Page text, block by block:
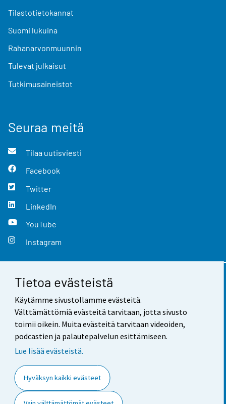
Tietoa evästeistä
Käytämme sivustollamme evästeitä.
Välttämättömiä evästeitä tarvitaan, jotta sivusto
toimii oikein. Muita evästeitä tarvitaan videoiden,
podcastien ja palautepalvelun esittämiseen.
Lue lisää evästeistä.
Hyväksyn kaikki evästeet
Tilastotietokannat
Suomi lukuina
Rahanarvonmuunnin
Tulevat julkaisut
Tutkimusaineistot
Seuraa meitä
Tilaa uutisviesti
Facebook
Twitter
LinkedIn
YouTube
Instagram
Yhteystiedot
Palaute
Käyttöehdot
Saavutettavuus
Tietoa sivustosta